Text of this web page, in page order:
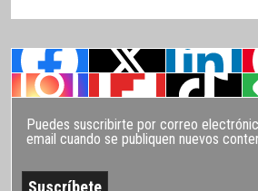
Puedes suscribirte por correo
email cuando se publiquen nuevos